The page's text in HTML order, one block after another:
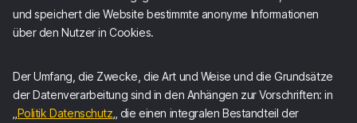
und speichert die Website bestimmte anonyme Informationen
über den Nutzer in Cookies.
Der Umfang, die Zwecke, die Art und Weise und die Grundsätze
der Datenverarbeitung sind in den Anhängen zur Vorschriften: in
Politik Datenschutz „ die einen integralen Bestandteil der